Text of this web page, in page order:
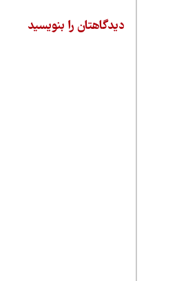
دیدگاهتان را بنویسید